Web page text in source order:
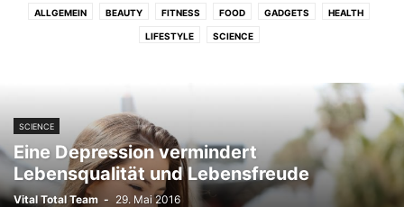
ALLGEMEIN BEAUTY FITNESS FOOD GADGETS HEALTH
LIFESTYLE SCIENCE
SCIENCE
Eine Depression vermindert
Lebensqualität und Lebensfreude
Vital Total Team - 29. Mai 2016